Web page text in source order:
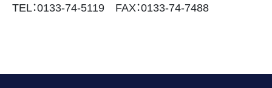
TEL：0133-74-5119 FAX：0133-74-7488